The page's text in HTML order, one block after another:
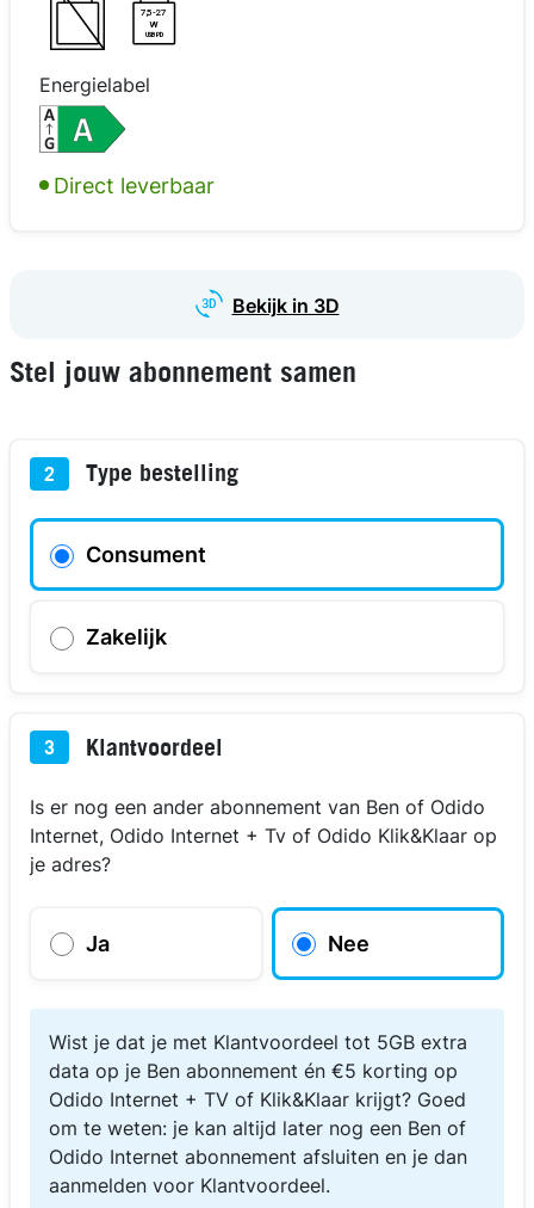
in 3D
in 3D
in 3D
7,5-27
W
USB PD
Energielabel
Direct leverbaar
Bekijk in 3D
Stel jouw abonnement samen
2 Type bestelling
Consument
Zakelijk
3 Klantvoordeel
Is er nog een ander abonnement van Ben of Odido
Internet, Odido Internet + Tv of Odido Klik&Klaar op
je adres?
Ja Nee
Wist je dat je met Klantvoordeel tot 5GB extra
data op je Ben abonnement én €5 korting op
Odido Internet + TV of Klik&Klaar krijgt? Goed
om te weten: je kan altijd later nog een Ben of
Odido Internet abonnement afsluiten en je dan
aanmelden voor Klantvoordeel.